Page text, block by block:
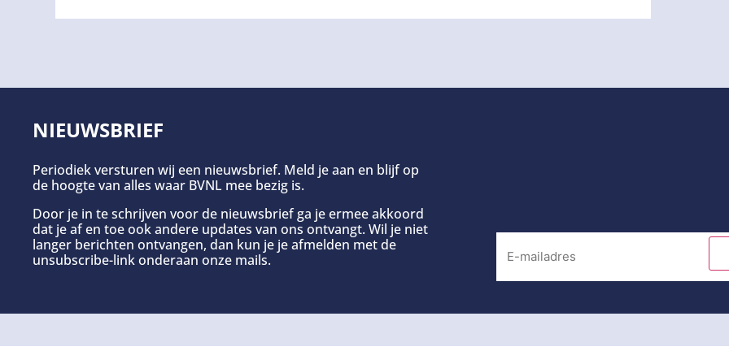
NIEUWSBRIEF
Periodiek versturen wij een nieuwsbrief. Meld je aan en blijf op
de hoogte van alles waar BVNL mee bezig is.
Door je in te schrijven voor de nieuwsbrief ga je ermee akkoord
dat je af en toe ook andere updates van ons ontvangt. Wil je niet
langer berichten ontvangen, dan kun je je afmelden met de
unsubscribe-link onderaan onze mails.